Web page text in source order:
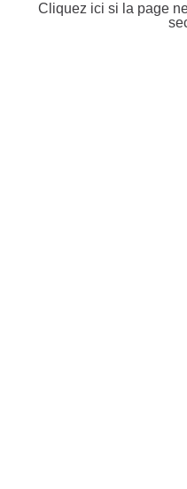
Cliquez ici si la page